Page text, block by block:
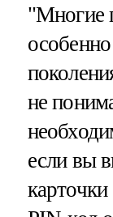
"Многие
не
если вы